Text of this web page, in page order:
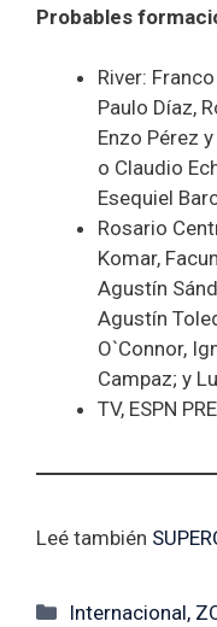
Probables
River:
Paulo Díaz,
Enzo Pérez
o Claudio
Esequiel
Rosario
Komar,
Agustín
Agustín
O`Connor,
Campaz; y
TV, ESPN
Leé también
Categorías
Internacional,